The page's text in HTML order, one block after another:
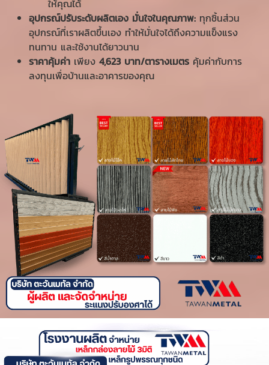
ให้คุณได้
อุปกรณ์ปรับระดับผลิตเอง มั่นใจในคุณภาพ: ทุกชิ้นส่วน
อุปกรณ์ที่เราผลิตขึ้นเอง ทำให้มั่นใจได้ถึงความแข็งแรง
ทนทาน และใช้งานได้ยาวนาน
ราคาคุ้มค่า เพียง 4,623 บาท/ตารางเมตร คุ้มค่ากับการ
ลงทุนเพื่อบ้านและอาคารของคุณ